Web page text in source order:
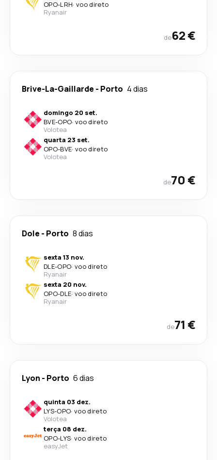
OPO-LRH· voo direto
Ryanair
de62 €
Brive-La-Gaillarde - Porto 4 dias
domingo 20 set.
BVE-OPO· voo direto
Volotea
quarta 23 set.
OPO-BVE· voo direto
Volotea
de70 €
Dole - Porto 8 dias
sexta 13 nov.
DLE-OPO· voo direto
Ryanair
sexta 20 nov.
OPO-DLE· voo direto
Ryanair
de71 €
Lyon - Porto 6 dias
quinta 03 dez.
LYS-OPO· voo direto
Volotea
terça 08 dez.
OPO-LYS· voo direto
easyJet